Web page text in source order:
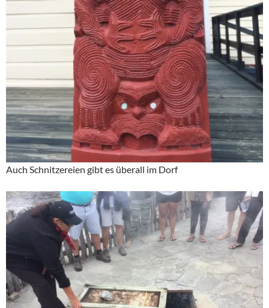
Auch Schnitzereien gibt es überall im Dorf